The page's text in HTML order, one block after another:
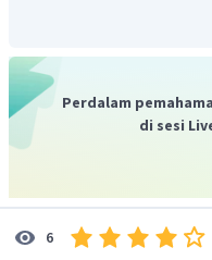
sedangkan Y adalah hasil
Dengan menganalisis
dan produk hingga
dituliskan dalam tabel
Perdalam
di sesi
6